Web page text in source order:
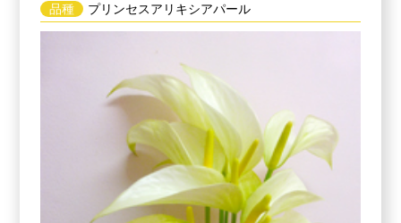
品種
プリンセスアリキシアパール